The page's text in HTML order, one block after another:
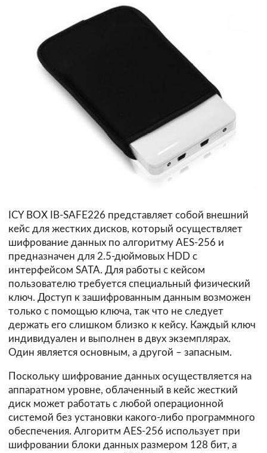
ICY BOX IB-SAFE226 представляет собой внешний
кейс для жестких дисков, который осуществляет
шифрование данных по алгоритму AES-256 и
предназначен для 2.5-дюймовых HDD с
интерфейсом SATA. Для работы с кейсом
пользователю требуется специальный физический
ключ. Доступ к зашифрованным данным возможен
только с помощью ключа, так что не следует
держать его слишком близко к кейсу. Каждый ключ
индивидуален и выполнен в двух экземплярах.
Один является основным, а другой – запасным.
Поскольку шифрование данных осуществляется на
аппаратном уровне, облаченный в кейс жесткий
диск может работать с любой операционной
системой без установки какого-либо программного
обеспечения. Алгоритм AES-256 использует при
шифровании блоки данных размером 128 бит, а